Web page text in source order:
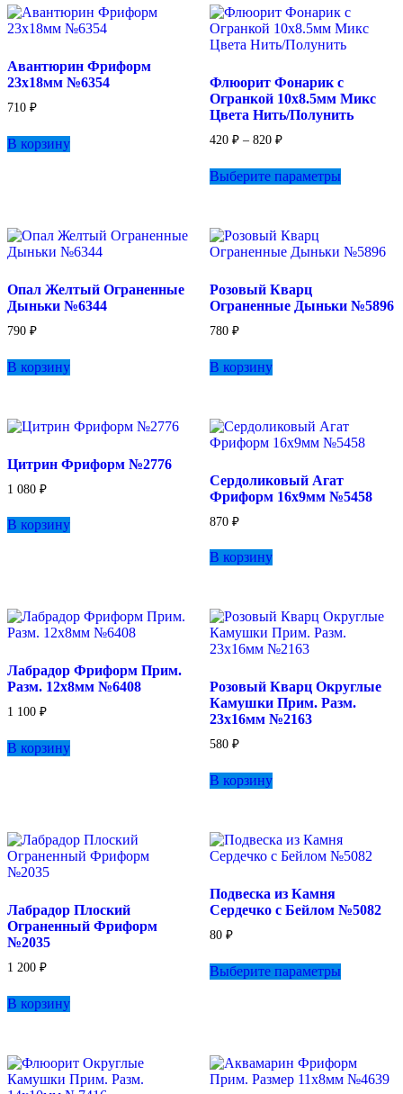
Авантюрин Фриформ
23х18мм №6354
710 ₽
В корзину
Флюорит Фонарик с
Огранкой 10х8.5мм Микс
Цвета Нить/Полунить
420 ₽ – 820 ₽Диапазон
420 ₽
–
Выберите параметрытовар
можно
странице
Опал Желтый Ограненные
Дыньки №6344
790 ₽
В корзину
Розовый Кварц
Ограненные Дыньки №5896
780 ₽
В корзину
Цитрин Фриформ №2776
1 080 ₽
В корзину
Сердоликовый Агат
Фриформ 16х9мм №5458
870 ₽
В корзину
Лабрадор Фриформ Прим.
Разм. 12х8мм №6408
1 100 ₽
В корзину
Розовый Кварц Округлые
Камушки Прим. Разм.
23х16мм №2163
580 ₽
В корзину
Лабрадор Плоский
Ограненный Фриформ
№2035
1 200 ₽
В корзину
Подвеска из Камня
Сердечко с Бейлом №5082
80 ₽
Выберите параметрытовар
выбрать
на